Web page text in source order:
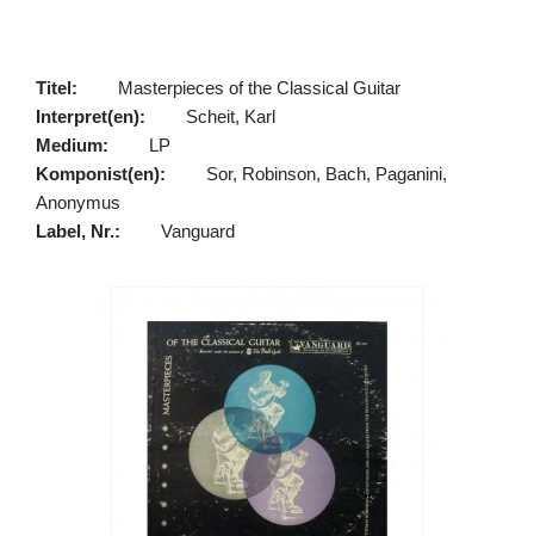
Titel:
Masterpieces of the Classical Guitar
Interpret(en):
Scheit, Karl
Medium:
LP
Komponist(en):
Sor, Robinson, Bach, Paganini,
Anonymus
Label, Nr.:
Vanguard